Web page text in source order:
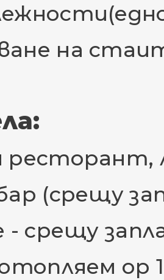
на
ресторант,
(срещу
- срещу
ор